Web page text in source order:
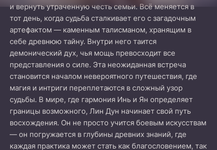
и вернуть утраченную честь семьи. Всё меняется в
тот день, когда судьба сталкивает его с загадочным
артефактом — каменным талисманом, хранящим в
себе древнюю тайну. Внутри него таится
демонический дух, чья мощь превосходит все
представления о силе. Эта неожиданная встреча
становится началом невероятного путешествия, где
магия и интриги переплетаются в сложный узор
судьбы. В мире, где гармония Инь и Ян определяет
границы возможного, Лин Дун начинает свой путь
восхождения. Он не просто учится боевым искусствам
— он погружается в глубины древних знаний, где
каждая практика может стать как благословением, так